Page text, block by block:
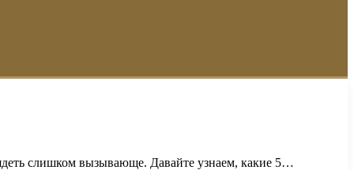
слишком вызывающе. Давайте узнаем, какие 5…